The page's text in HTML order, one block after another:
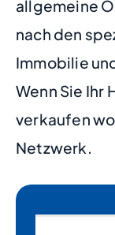
allgemeine
nach den
Immobilie
Wenn Sie Ihr
verkaufen
Netzwerk.